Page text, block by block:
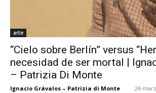
arte
“Cielo sobre Berlín” versus
necesidad de ser mortal |
– Patrizia Di Monte
Ignacio Grávalos – Patrizia di Monte - 26